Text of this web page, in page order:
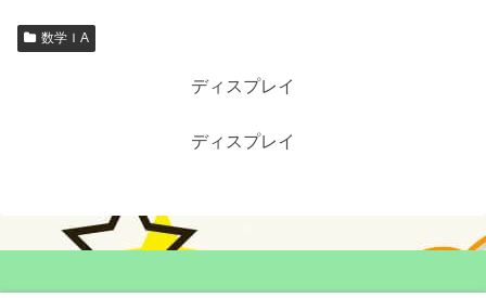
数学ＩA
ディスプレイ
ディスプレイ